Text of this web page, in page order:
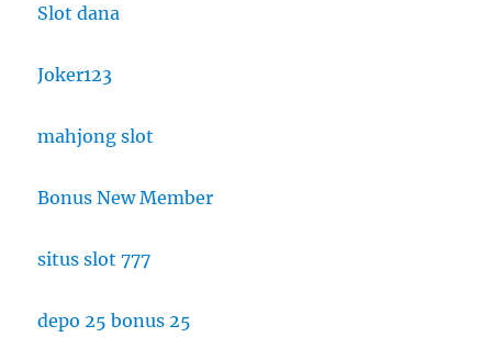
Slot dana
Joker123
mahjong slot
Bonus New Member
situs slot 777
depo 25 bonus 25